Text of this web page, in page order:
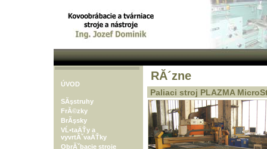
ÚVOD
SĂşstruhy
FrĂ©zky
BrĂşsky
VĹ•taÄŤy a
vyvrtĂˇvaÄŤky
ObrĂˇbacie stroje
RĂ´zne
Paliaci stroj PLAZMA